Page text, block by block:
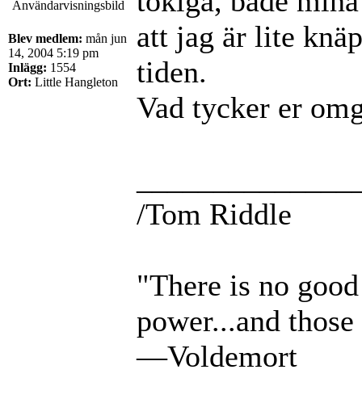
Blev medlem: mån jun
14, 2004 5:19 pm
Inlägg: 1554
Ort: Little Hangleton
att jag är lite
tiden.
Vad tycker er
/Tom Riddle
"There is no
power...and
—Voldemort